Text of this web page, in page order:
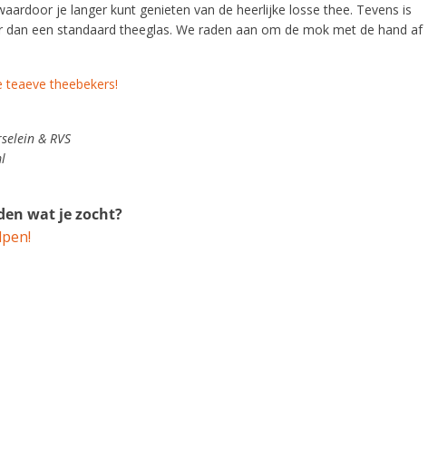
je langer kunt genieten van de heerlijke losse thee. Tevens is
dan een standaard theeglas. We raden aan om de mok met de hand af
teaeve theebekers!
& RVS
wat je zocht?